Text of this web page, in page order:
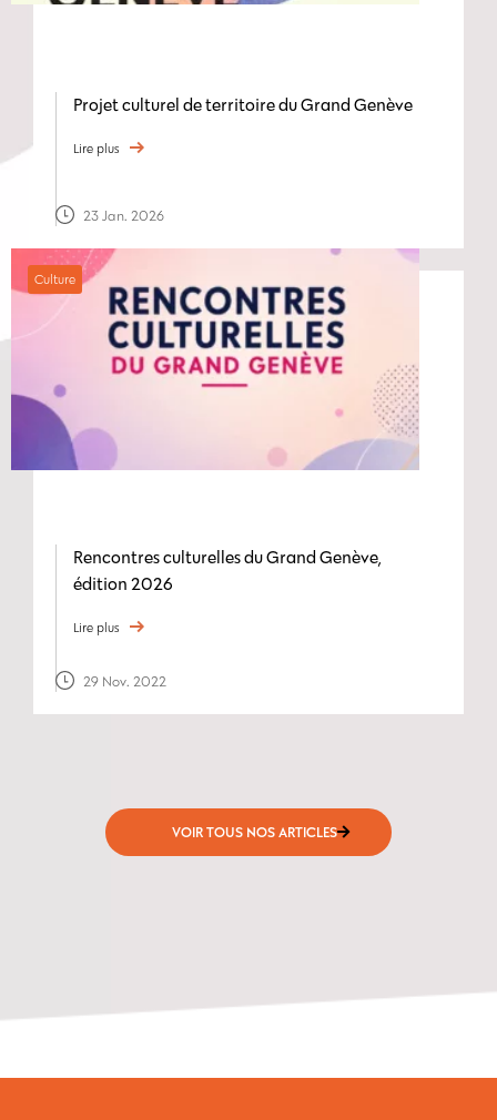
Projet culturel de territoire du Grand Genève
Lire plus
23 Jan. 2026
Culture
Rencontres culturelles du Grand Genève,
édition 2026
Lire plus
29 Nov. 2022
VOIR TOUS NOS ARTICLES